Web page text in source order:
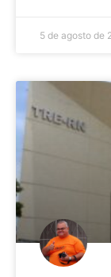
5 de agosto de